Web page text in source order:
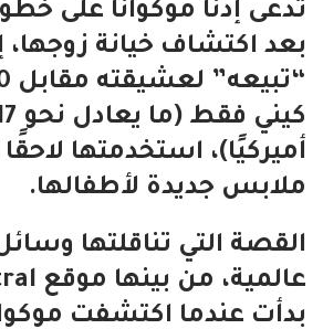
تُدعى إدنا موكوانا على
بعد اكتشاف خيانة زوجها،
أميركيًا)، استخدمتها
ملابس جديدة لأطفالها.
القصة التي تناقلتها
بدأت عندما اكتشفت